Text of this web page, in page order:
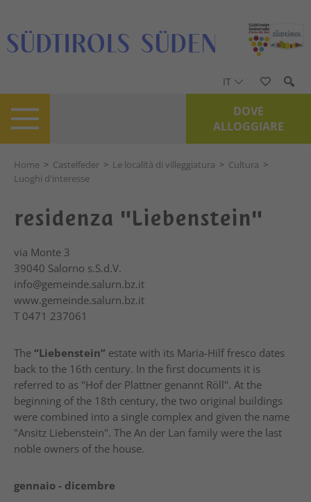
IT
DOVE
ALLOGGIARE
Home > Castelfeder > Le località di villeggiatura > Cultura >
Luoghi d'interesse
residenza "Liebenstein"
via Monte 3
39040 Salorno s.S.d.V.
info@gemeinde.salurn.bz.it
www.gemeinde.salurn.bz.it
T 0471 237061
The “Liebenstein” estate with its Maria-Hilf fresco dates
back to the 16th century. In the first documents it is
referred to as "Hof der Plattner genannt Röll". At the
beginning of the 18th century, the two original buildings
were combined into a single complex and given the name
"Ansitz Liebenstein". The An der Lan family were the last
noble owners of the house.
gennaio - dicembre